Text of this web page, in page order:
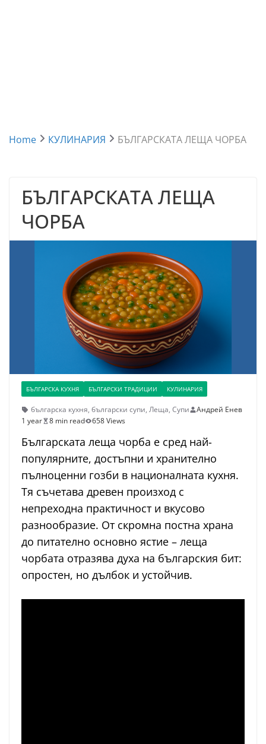
Home КУЛИНАРИЯ БЪЛГАРСКАТА ЛЕЩА ЧОРБА
БЪЛГАРСКАТА ЛЕЩА
ЧОРБА
БЪЛГАРСКА КУХНЯ БЪЛГАРСКИ ТРАДИЦИИ КУЛИНАРИЯ
българска кухня, български супи, Леща, Супи
Андрей Енев
1 year
8 min read 658 Views
Българската леща чорба е сред най-
популярните, достъпни и хранително
пълноценни гозби в националната кухня.
Тя съчетава древен произход с
непреходна практичност и вкусово
разнообразие. От скромна постна храна
до питателно основно ястие – леща
чорбата отразява духа на българския бит:
опростен, но дълбок и устойчив.